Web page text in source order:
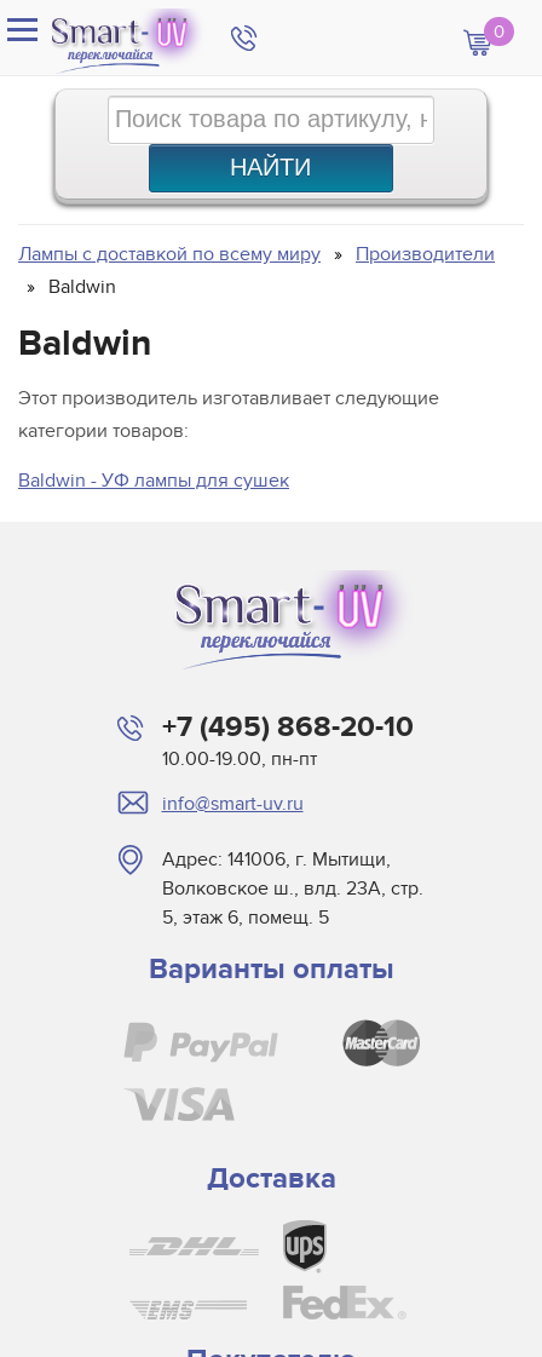
0
Лампы с доставкой по всему миру
Производители
Baldwin
Baldwin
Этот производитель изготавливает следующие
категории товаров:
Baldwin - УФ лампы для сушек
+7 (495) 868-20-10
10.00-19.00, пн-пт
info@smart-uv.ru
Адрес: 141006, г. Мытищи,
Волковское ш., влд. 23А, стр.
5, этаж 6, помещ. 5
Варианты оплаты
Доставка